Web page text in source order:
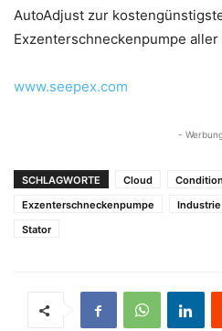
AutoAdjust zur
Exzenterschneckenpumpe aller
www.seepex.com
-
SCHLAGWORTE Cloud
Exzenterschneckenpumpe
Stator